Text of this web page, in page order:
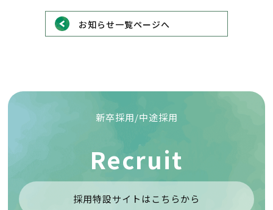
お知らせ一覧ページへ
新卒採用/中途採用
Recruit
採用特設サイトはこちらから